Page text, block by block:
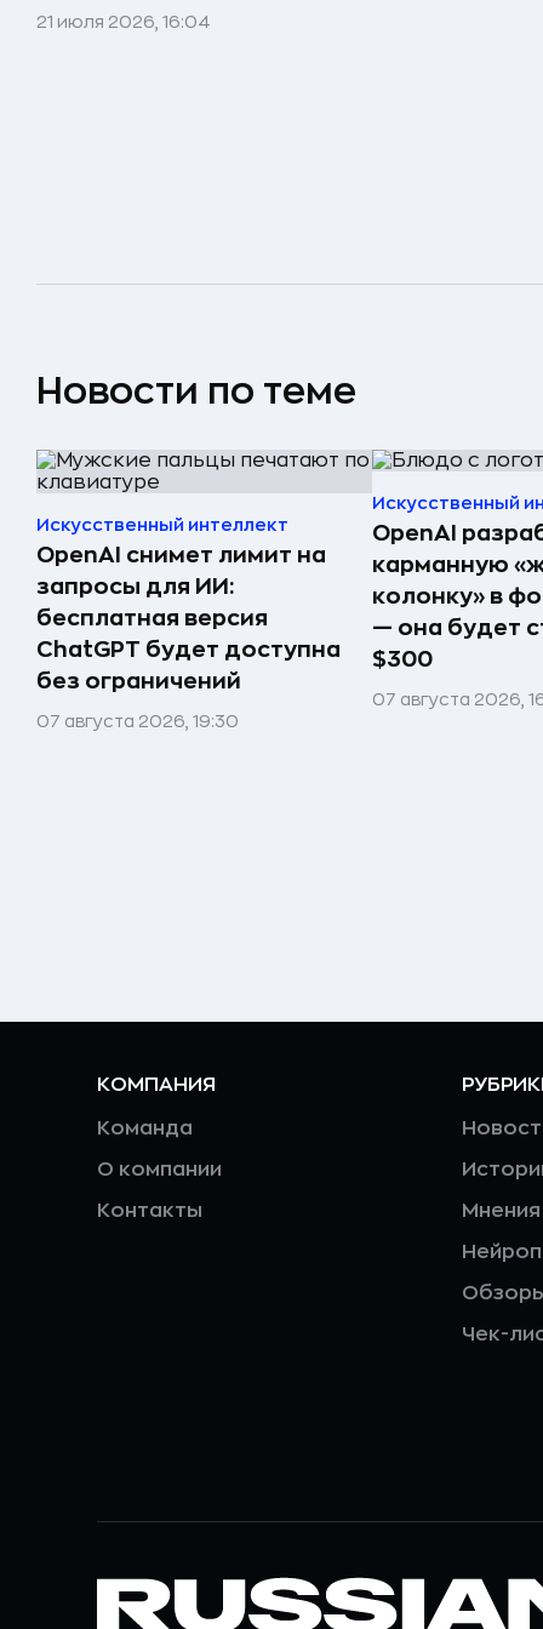
21 июля 2026, 16:04
Новости по теме
Искусственный интеллект
OpenAI снимет лимит на
запросы для ИИ:
бесплатная версия
ChatGPT будет доступна
без ограничений
07 августа 2026, 19:30
Искусственный
OpenAI
карманную
колонку» в
— она будет
$300
07 августа 2026,
КОМПАНИЯ
Команда
О компании
Контакты Мнения
Чек-